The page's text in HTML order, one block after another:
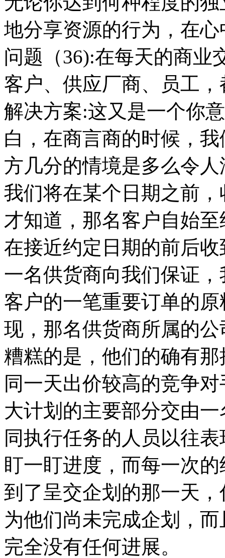
地分享资源的行为，在
问题（36):在每天的商
客户、供应厂商、员工
解决方案:这又是一个你
白，在商言商的时候，
方几分的情境是多么令
我们将在某个日期之前
才知道，那名客户自始
在接近约定日期的前后
一名供货商向我们保证
客户的一笔重要订单的
现，那名供货商所属的
糟糕的是，他们的确有
同一天出价较高的竞争
大计划的主要部分交由
同执行任务的人员以往
盯一盯进度，而每一次
到了呈交企划的那一天
为他们尚未完成企划，
完全没有任何进展。